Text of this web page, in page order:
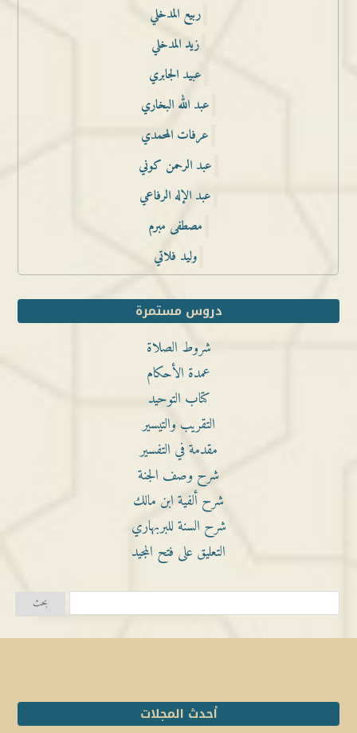
ربيع المدخلي
زيد المدخلي
عبيد الجابري
عبد الله البخاري
عرفات المحمدي
عبد الرحمن كوني
عبد الإله الرفاعي
مصطفى مبرم
وليد فلاتي
دروس مستمرة
شروط الصلاة
عمدة الأحكام
كتاب التوحيد
التقريب والتيسير
مقدمة في التفسير
شرح وصف الجنة
شرح ألفية ابن مالك
شرح السنة للبربهاري
التعليق على فتح المجيد
أحدث المجلات